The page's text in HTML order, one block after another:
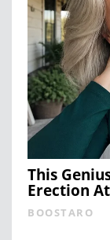
This
Erection
BOOSTARO